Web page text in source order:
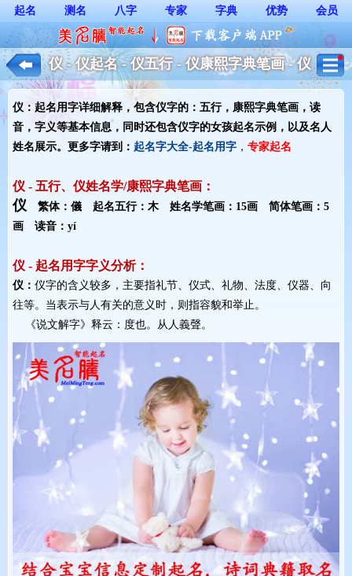
起名 测名 八字 专家 字典 优势 会员
仪 - 仪起名 - 仪五行 - 仪康熙字典笔画 - 仪
起名用字解释 - 女孩起名
仪：起名用字详细解释，包含仪字的：五行，康熙字典笔画，读
音，字义等基本信息，同时还包含仪字的女孩起名示例，以及名人
姓名展示。更多字请到： 起名字大全-起名用字 ， 专家起名
仪 - 五行、仪姓名学/康熙字典笔画：
仪 繁体：儀 起名五行：木 姓名学笔画：15画 简体笔画：5
画 读音：yí
仪 - 起名用字字义分析：
仪： 仪字的含义较多，主要指礼节、仪式、礼物、法度、仪器、向
往等。当表示与人有关的意义时，则指容貌和举止。
《说文解字》释云：度也。从人義聲。